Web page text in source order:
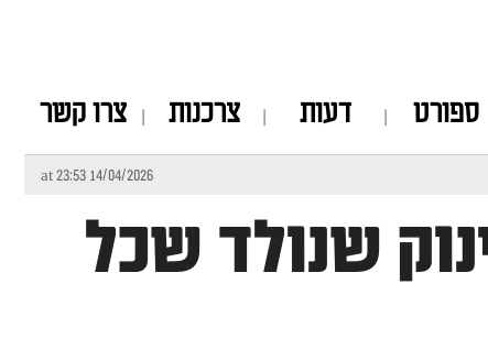
ספורט דעות צרכנות צרו קשר
14/04/2026 at 23:53
שנולד שכל